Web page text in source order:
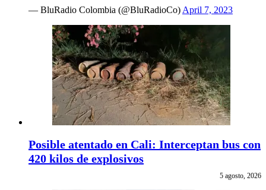
— BluRadio Colombia (@BluRadioCo) April 7, 2023
Posible atentado en Cali: Interceptan bus con
420 kilos de explosivos
5 agosto, 2026